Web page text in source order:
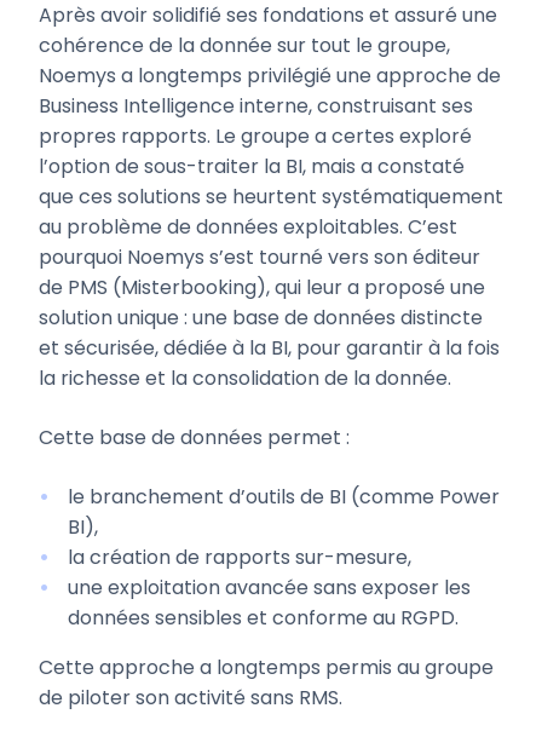
Après avoir solidifié ses fondations et assuré une
cohérence de la donnée sur tout le groupe,
Noemys a longtemps privilégié une approche de
Business Intelligence interne, construisant ses
propres rapports. Le groupe a certes exploré
l’option de sous-traiter la BI, mais a constaté
que ces solutions se heurtent systématiquement
au problème de données exploitables. C’est
pourquoi Noemys s’est tourné vers son éditeur
de PMS (Misterbooking), qui leur a proposé une
solution unique : une base de données distincte
et sécurisée, dédiée à la BI, pour garantir à la fois
la richesse et la consolidation de la donnée.
Cette base de données permet :
le branchement d’outils de BI (comme Power
BI),
la création de rapports sur-mesure,
une exploitation avancée sans exposer les
données sensibles et conforme au RGPD.
Cette approche a longtemps permis au groupe
de piloter son activité sans RMS.